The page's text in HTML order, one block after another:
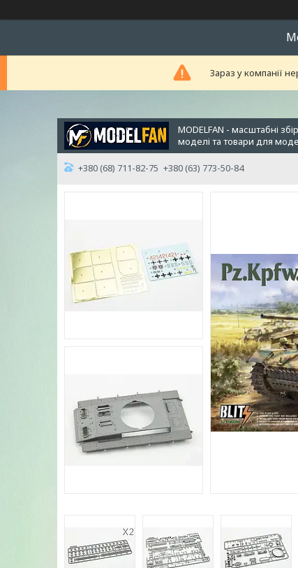
Зараз у компанії
MODELFAN - масштабні
моделі та товари для
+380 (68) 711-82-75 +380 (63) 773-50-84